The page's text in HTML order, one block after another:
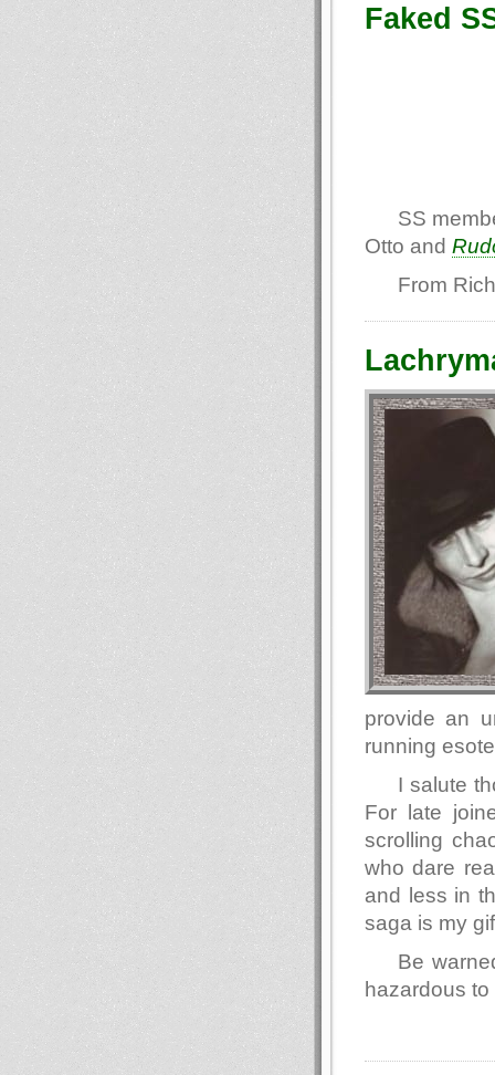
Faked
SS
Otto and
From
provide an
running
I salute
For late
scrolling
who dare
and less in
saga is my
Be
hazardous